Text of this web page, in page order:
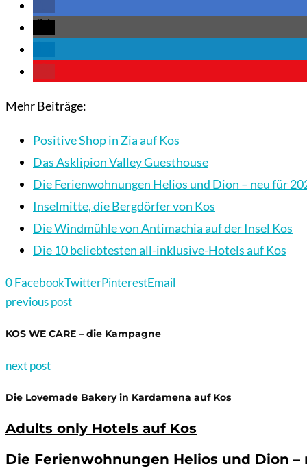
Mehr Beiträge:
Positive Shop in Zia auf Kos
Das Asklipion Valley Guesthouse
Die Ferienwohnungen Helios und Dion – neu für
Inselmitte, die Bergdörfer von Kos
Die Windmühle von Antimachia auf der Insel Kos
Die 10 beliebtesten all-inklusive-Hotels auf Kos
0FacebookTwitterPinterestEmail
previous post
KOS WE CARE – die Kampagne
next post
Die Lovemade Bakery in Kardamena auf Kos
Adults only Hotels auf Kos
Die Ferienwohnungen Helios und Dion –